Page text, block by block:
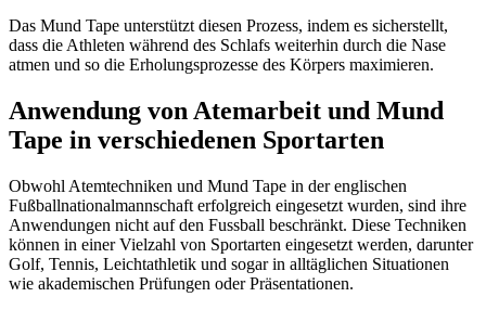
Das Mund Tape unterstützt diesen Prozess, indem es sicherstellt,
dass die Athleten während des Schlafs weiterhin durch die Nase
atmen und so die Erholungsprozesse des Körpers maximieren.
Anwendung von Atemarbeit und Mund
Tape in verschiedenen Sportarten
Obwohl Atemtechniken und Mund Tape in der englischen
Fußballnationalmannschaft erfolgreich eingesetzt wurden, sind ihre
Anwendungen nicht auf den Fussball beschränkt. Diese Techniken
können in einer Vielzahl von Sportarten eingesetzt werden, darunter
Golf, Tennis, Leichtathletik und sogar in alltäglichen Situationen
wie akademischen Prüfungen oder Präsentationen.